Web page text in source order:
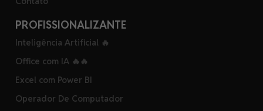
PROFISSIONALIZANTE
Inteligência Artificial 🔥
Office com IA 🔥🔥
Excel com Power BI
Operador De Computador